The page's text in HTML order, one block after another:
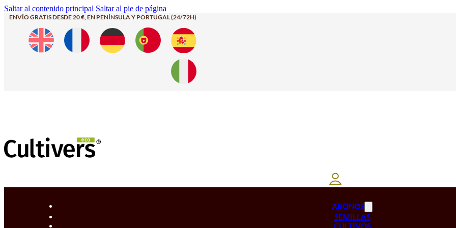
Saltar al contenido principal Saltar al pie de página
ENVÍO GRATIS DESDE 20 €, EN PENÍNSULA Y PORTUGAL (24/72H)
ABONOS
SEMILLAS
CULTIVOS